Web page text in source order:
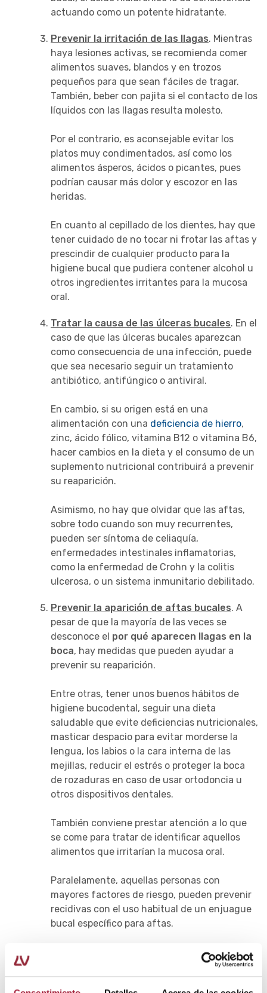
actuando como un potente hidratante.
Prevenir la irritación de las llagas. Mientras
haya lesiones activas, se recomienda comer
alimentos suaves, blandos y en trozos
pequeños para que sean fáciles de tragar.
También, beber con pajita si el contacto de los
líquidos con las llagas resulta molesto.
Por el contrario, es aconsejable evitar los
platos muy condimentados, así como los
alimentos ásperos, ácidos o picantes, pues
podrían causar más dolor y escozor en las
heridas.
En cuanto al cepillado de los dientes, hay que
tener cuidado de no tocar ni frotar las aftas y
prescindir de cualquier producto para la
higiene bucal que pudiera contener alcohol u
otros ingredientes irritantes para la mucosa
oral.
Tratar la causa de las úlceras bucales. En el
caso de que las úlceras bucales aparezcan
como consecuencia de una infección, puede
que sea necesario seguir un tratamiento
antibiótico, antifúngico o antiviral.
En cambio, si su origen está en una
alimentación con una deficiencia de hierro,
zinc, ácido fólico, vitamina B12 o vitamina B6,
hacer cambios en la dieta y el consumo de un
suplemento nutricional contribuirá a prevenir
su reaparición.
Asimismo, no hay que olvidar que las aftas,
sobre todo cuando son muy recurrentes,
pueden ser síntoma de celiaquía,
enfermedades intestinales inflamatorias,
como la enfermedad de Crohn y la colitis
ulcerosa, o un sistema inmunitario debilitado.
Prevenir la aparición de aftas bucales. A
pesar de que la mayoría de las veces se
desconoce el por qué aparecen llagas en la
boca, hay medidas que pueden ayudar a
prevenir su reaparición.
Entre otras, tener unos buenos hábitos de
higiene bucodental, seguir una dieta
saludable que evite deficiencias nutricionales,
masticar despacio para evitar morderse la
lengua, los labios o la cara interna de las
mejillas, reducir el estrés o proteger la boca
de rozaduras en caso de usar ortodoncia u
otros dispositivos dentales.
También conviene prestar atención a lo que
se come para tratar de identificar aquellos
alimentos que irritarían la mucosa oral.
Paralelamente, aquellas personas con
mayores factores de riesgo, pueden prevenir
recidivas con el uso habitual de un enjuague
bucal específico para aftas.
Aún así, cabe mencionar que se deberá acudir siempre
al médico cuando las
sean
inusualmente grandes, persistentes y recurrentes,